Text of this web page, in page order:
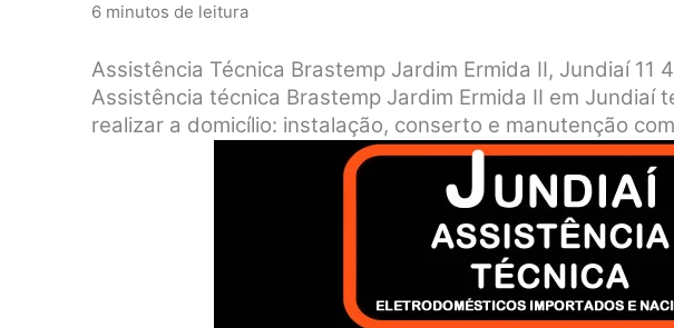
6 minutos de leitura
Assistência Técnica Brastemp Jardim Ermida II, Jundiaí 11
Assistência técnica Brastemp Jardim Ermida II em Jundiaí
realizar a domicílio: instalação, conserto e manutenção